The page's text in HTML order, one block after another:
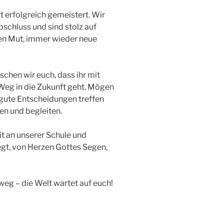
erfolgreich gemeistert. Wir
und sind stolz auf
Mut, immer wieder neue
wir euch, dass ihr mit
in die Zukunft geht. Mögen
Entscheidungen treffen
und begleiten.
an unserer Schule und
von Herzen Gottes Segen,
– die Welt wartet auf euch!